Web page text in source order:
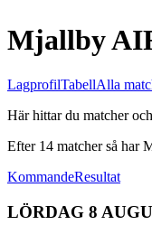
Mjallby
LagprofilTabellAlla
Här hittar du matcher
Efter 14 matcher så har
KommandeResultat
LÖRDAG 8